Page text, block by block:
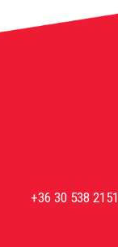
+36 30 538 2151